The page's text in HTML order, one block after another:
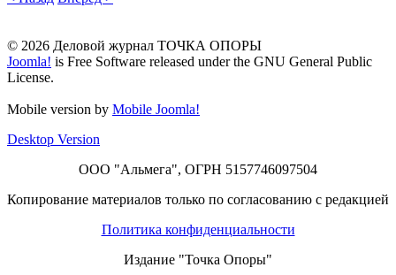
© 2026 Деловой журнал ТОЧКА ОПОРЫ
Joomla! is Free Software released under the GNU General Public
License.
Mobile version by Mobile Joomla!
Desktop Version
ООО "Альмега", ОГРН 5157746097504
Копирование материалов только по согласованию с редакцией
Политика конфиденциальности
Издание "Точка Опоры"